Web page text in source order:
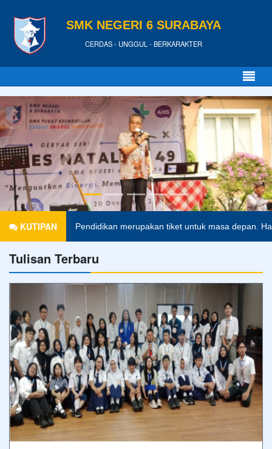
SMK NEGERI 6 SURABAYA
CERDAS - UNGGUL - BERKARAKTER
KUTIPANPendidikan merupakan tiket untuk masa depan. Hari
Tulisan Terbaru